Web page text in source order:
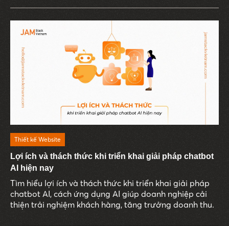
chatbot hơn là chờ đợi một đại diện dịch vụ khách
hàng. Tuy nhiên, nhiều doanh nghiệp vẫn gặp khó khăn
trong việc chọn lựa phần mềm chatbot doanh nghiệp
phù hợp với ngành nghề và nhu cầu cụ thể.
Thiết kế Website
Lợi ích và thách thức khi triển khai giải pháp chatbot
AI hiện nay
Tìm hiểu lợi ích và thách thức khi triển khai giải pháp
chatbot AI, cách ứng dụng AI giúp doanh nghiệp cải
thiện trải nghiệm khách hàng, tăng trưởng doanh thu.